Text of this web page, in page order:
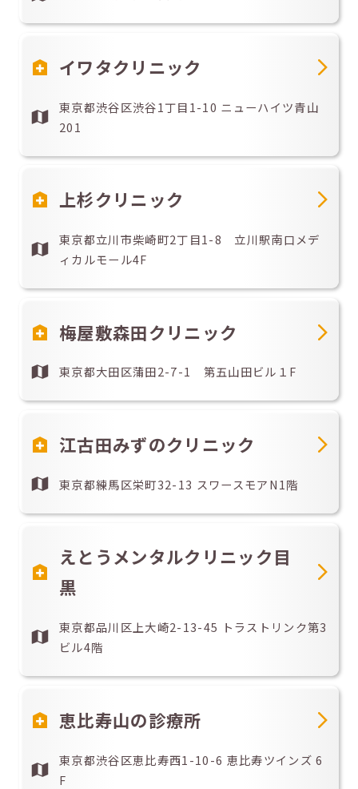
イワタクリニック
東京都渋谷区渋谷1丁目1-10 ニューハイツ青山
201
上杉クリニック
東京都立川市柴崎町2丁目1-8 立川駅南口メデ
ィカルモール4F
梅屋敷森田クリニック
東京都大田区蒲田2-7-1 第五山田ビル１F
江古田みずのクリニック
東京都練馬区栄町32-13 スワースモアN1階
えとうメンタルクリニック目
黒
東京都品川区上大崎2-13-45 トラストリンク第3
ビル4階
恵比寿山の診療所
東京都渋谷区恵比寿西1-10-6 恵比寿ツインズ 6
F